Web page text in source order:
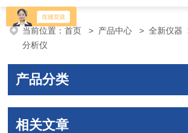
室产品。
当前位置：首页 > 产品中心 >全新仪器
分析仪
产品分类
相关文章